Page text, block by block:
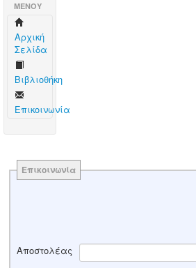
ΜΕΝΟΥ
Aρχική
Σελίδα
Βιβλιοθήκη
Επικοινωνία
Επικοινωνία
Αποστολέας